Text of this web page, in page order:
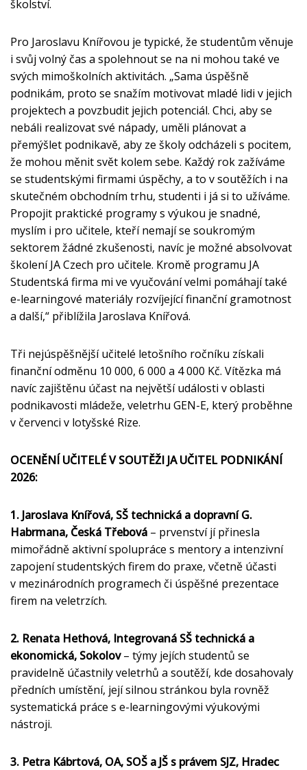
školství.
Pro Jaroslavu Knířovou je typické, že studentům věnuje
i svůj volný čas a spolehnout se na ni mohou také ve
svých mimoškolních aktivitách. „Sama úspěšně
podnikám, proto se snažím motivovat mladé lidi v jejich
projektech a povzbudit jejich potenciál. Chci, aby se
nebáli realizovat své nápady, uměli plánovat a
přemýšlet podnikavě, aby ze školy odcházeli s pocitem,
že mohou měnit svět kolem sebe. Každý rok zažíváme
se studentskými firmami úspěchy, a to v soutěžích i na
skutečném obchodním trhu, studenti i já si to užíváme.
Propojit praktické programy s výukou je snadné,
myslím i pro učitele, kteří nemají se soukromým
sektorem žádné zkušenosti, navíc je možné absolvovat
školení JA Czech pro učitele. Kromě programu JA
Studentská firma mi ve vyučování velmi pomáhají také
e-learningové materiály rozvíjející finanční gramotnost
a další,“ přiblížila Jaroslava Knířová.
Tři nejúspěšnější učitelé letošního ročníku získali
finanční odměnu 10 000, 6 000 a 4 000 Kč. Vítězka má
navíc zajištěnu účast na největší události v oblasti
podnikavosti mládeže, veletrhu GEN-E, který proběhne
v červenci v lotyšské Rize.
OCENĚNÍ UČITELÉ V SOUTĚŽI JA UČITEL PODNIKÁNÍ
2026:
1. Jaroslava Knířová, SŠ technická a dopravní G.
Habrmana, Česká Třebová – prvenství jí přinesla
mimořádně aktivní spolupráce s mentory a intenzivní
zapojení studentských firem do praxe, včetně účasti
v mezinárodních programech či úspěšné prezentace
firem na veletrzích.
2. Renata Hethová, Integrovaná SŠ technická a
ekonomická, Sokolov– týmy jejích studentů se
pravidelně účastnily veletrhů a soutěží, kde dosahovaly
předních umístění, její silnou stránkou byla rovněž
systematická práce s e-learningovými výukovými
nástroji.
3. Petra Kábrtová, OA, SOŠ a JŠ s právem SJZ, Hradec